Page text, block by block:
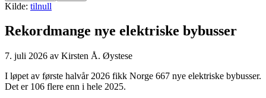
Kilde: tilnull
Rekordmange nye elektriske bybusser
7. juli 2026 av Kirsten Å. Øystese
I løpet av første halvår 2026 fikk Norge 667 nye elektriske bybusser.
Det er 106 flere enn i hele 2025.